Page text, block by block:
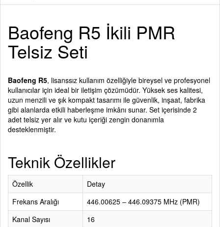
Baofeng R5 İkili PMR
Telsiz Seti
Baofeng R5, lisanssız kullanım özelliğiyle bireysel ve profesyonel
kullanıcılar için ideal bir iletişim çözümüdür. Yüksek ses kalitesi,
uzun menzili ve şık kompakt tasarımı ile güvenlik, inşaat, fabrika
gibi alanlarda etkili haberleşme imkânı sunar. Set içerisinde 2
adet telsiz yer alır ve kutu içeriği zengin donanımla
desteklenmiştir.
Teknik Özellikler
Özellik
Detay
Frekans Aralığı
446.00625 – 446.09375 MHz (PMR)
Kanal Sayısı
16